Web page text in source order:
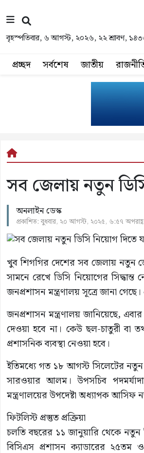
বৃহস্পতিবার, ৬ আগস্ট, ২০২৬, ২২ শ্রাবণ,
প্রচ্ছদ সর্বশেষ জাতীয়
সব জেলায় নতুন
অনলাইন ডেস্ক
প্রকাশিত: বুধবার, ২০ আগস্ট, ২০২৫, ৬:৫৭ অপরাহ্ণ
খুব শিগগির দেশের সব জেলায় নতুন
সামনে রেখে ডিসি নিয়োগের
জনপ্রশাসন মন্ত্রণালয় সূত্রে জানা
জনপ্রশাসন মন্ত্রণালয় জানিয়েছে,
দেওয়া হবে না। কেউ ছল-চাতুরী বা
প্রশাসনিক ব্যবস্থা নেওয়া হবে।
ইতিমধ্যে গত ১৮ আগস্ট সিলেটের নতুন
সারওয়ার আলম। উপসচিব
মন্ত্রণালয়ের উপদেষ্টা অধ্যাপক আসিফ
ফিটলিস্ট প্রস্তুত প্রক্রিয়া
চলতি বছরের ১১ জানুয়ারি থেকে
বিসিএস প্রশাসন ক্যাডারের